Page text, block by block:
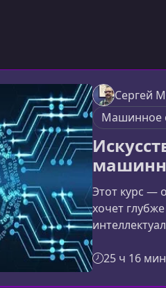
Сергей
Машинное
Этот курс —
хочет
концепции
реальные
25 ч 16 мин